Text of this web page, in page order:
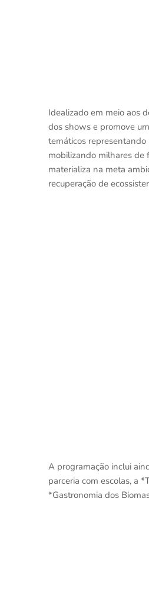
Idealizado em meio aos
dos shows e promove
temáticos representando
mobilizando milhares de
materializa na meta
recuperação de
A programação inclui
parceria com escolas, a
*Gastronomia dos